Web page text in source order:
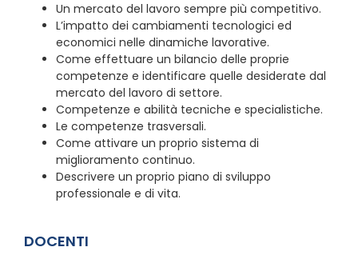
Un mercato del lavoro sempre più competitivo.
L’impatto dei cambiamenti tecnologici ed
economici nelle dinamiche lavorative.
Come effettuare un bilancio delle proprie
competenze e identificare quelle desiderate dal
mercato del lavoro di settore.
Competenze e abilità tecniche e specialistiche.
Le competenze trasversali.
Come attivare un proprio sistema di
miglioramento continuo.
Descrivere un proprio piano di sviluppo
professionale e di vita.
DOCENTI